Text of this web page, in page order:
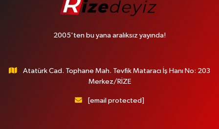
2005'ten bu yana aralıksız yayında!
Atatürk Cad. Tophane Mah. Tevfik Mataracı İş Hanı No: 203
Merkez/RİZE
[email protected]